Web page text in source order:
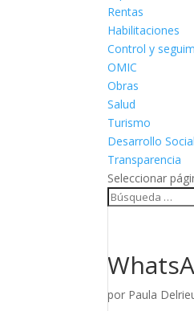
Rentas
Habilitaciones
Control y
OMIC
Obras
Salud
Turismo
Desarrollo Social
Transparencia
Seleccionar
por Paula